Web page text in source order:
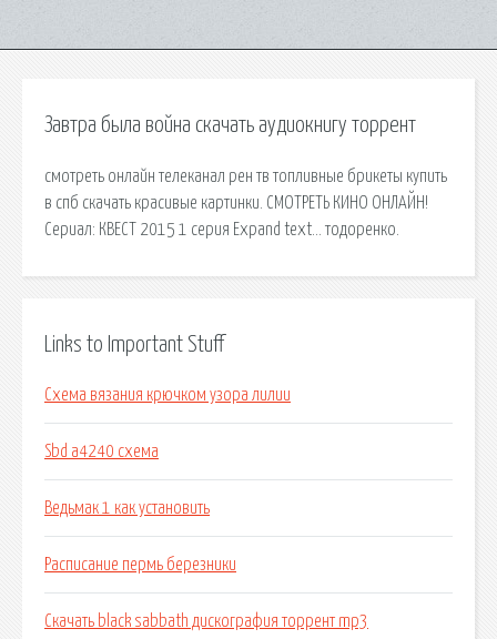
Завтра была война скачать аудиокнигу торрент
смотреть онлайн телеканал рен тв топливные брикеты купить
в спб скачать красивые картинки. СМОТРЕТЬ КИНО ОНЛАЙН!
Сериал: КВЕСТ 2015 1 серия Expand text… тодоренко.
Links to Important Stuff
Схема вязания крючком узора лилии
Sbd a4240 схема
Ведьмак 1 как установить
Расписание пермь березники
Скачать black sabbath дискография торрент mp3